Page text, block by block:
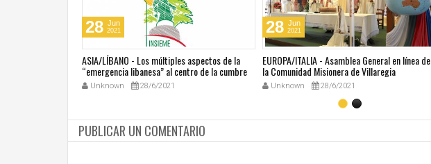
28 Jun
2021
ASIA/LÍBANO - Los múltiples aspectos de la
“emergencia libanesa” al centro de la cumbre
eclesial convocada por el Papa Francisco
Unknown 28/6/2021
28 Jun
2021
EUROPA/ITALIA - Asamblea General en línea de
la Comunidad Misionera de Villaregia
Unknown 28/6/2021
PUBLICAR UN COMENTARIO